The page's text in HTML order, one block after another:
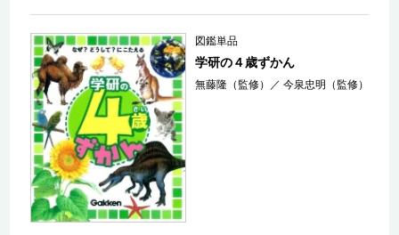
図鑑単品
学研の４歳ずかん
無藤隆（監修） ／今泉忠明（監修）